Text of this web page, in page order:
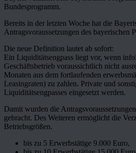
Bundesprogramm.
Bereits in der letzten Woche hat die
Antragsvoraussetzungen des
Die neue Definition lautet ab sofort:
Ein Liquiditätsengpass liegt vor, wenn
Geschäftsbetrieb voraussichtlich nicht
Monaten aus dem fortlaufenden
Leasingraten) zu zahlen. Private und
Liquiditätsengpasses eingesetzt werden.
Damit wurden die
gebracht. Des Weiteren ermöglicht die
Betriebsgrößen.
bis zu 5 Erwerbstätige 9.000 Euro,